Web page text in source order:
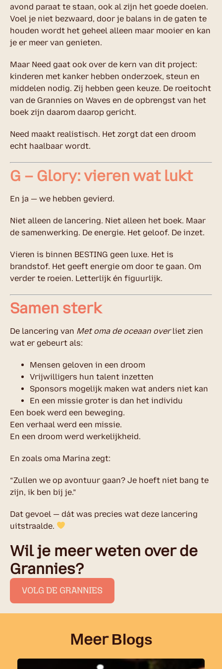
avond paraat te staan, ook al zijn het goede doelen.
Voel je niet bezwaard, door je balans in de gaten te
houden wordt het geheel alleen maar mooier en kan
je er meer van genieten.
Maar Need gaat ook over de kern van dit project:
kinderen met kanker hebben onderzoek, steun en
middelen nodig. Zij hebben geen keuze. De roeitocht
van de Grannies on Waves en de opbrengst van het
boek zijn daarom daarop gericht.
Need maakt realistisch. Het zorgt dat een droom
echt haalbaar wordt.
G – Glory: vieren wat lukt
En ja — we hebben gevierd.
Niet alleen de lancering. Niet alleen het boek. Maar
de samenwerking. De energie. Het geloof. De inzet.
Vieren is binnen BESTING geen luxe. Het is
brandstof. Het geeft energie om door te gaan. Om
verder te roeien. Letterlijk én figuurlijk.
Samen sterk
De lancering van Met oma de oceaan overliet zien
wat er gebeurt als:
Mensen geloven in een droom
Vrijwilligers hun talent inzetten
Sponsors mogelijk maken wat anders niet kan
En een missie groter is dan het individu
Een boek werd een beweging.
Een verhaal werd een missie.
En een droom werd werkelijkheid.
En zoals oma Marina zegt:
“Zullen we op avontuur gaan? Je hoeft niet bang te
zijn, ik ben bij je.”
Dat gevoel — dát was precies wat deze lancering
uitstraalde.
Wil je meer weten over de
Grannies?
VOLG DE GRANNIES
Meer Blogs